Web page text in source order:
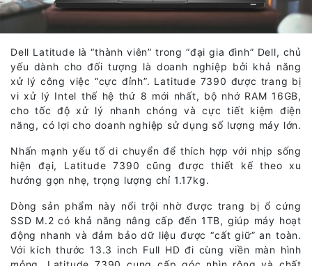
Dell Latitude là “thành viên” trong “đại gia đình” Dell, chủ
yếu dành cho đối tượng là doanh nghiệp bởi khả năng
xử lý công việc “cực đỉnh”. Latitude 7390 được trang bị
vi xử lý Intel thế hệ thứ 8 mới nhất, bộ nhớ RAM 16GB,
cho tốc độ xử lý nhanh chóng và cực tiết kiệm điện
năng, có lợi cho doanh nghiệp sử dụng số lượng máy lớn.
Nhấn mạnh yếu tố di chuyển để thích hợp với nhịp sống
hiện đại, Latitude 7390 cũng được thiết kế theo xu
hướng gọn nhẹ, trọng lượng chỉ 1.17kg.
Dòng sản phẩm này nổi trội nhờ được trang bị ổ cứng
SSD M.2 có khả năng nâng cấp đến 1TB, giúp máy hoạt
động nhanh và đảm bảo dữ liệu được “cất giữ” an toàn.
Với kích thước 13.3 inch Full HD đi cùng viền màn hình